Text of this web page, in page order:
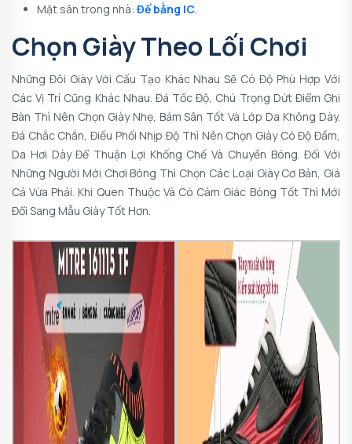
Mặt sân trong nhà: Đế bằng IC
Chọn Giày Theo Lối Chơi
Những Đôi Giày Với Cấu Tạo Khác Nhau Sẽ Có Độ Phù Hợp Với
Các Vị Trí Cũng Khác Nhau. Đá Tốc Độ, Chú Trọng Dứt Điểm Ghi
Bàn Thì Nên Chọn Giày Nhẹ, Bám Sân Tốt Và Lớp Da Không Dày.
Đá Chắc Chắn, Điều Phối Nhịp Độ Thì Nên Chọn Giày Có Độ Đầm,
Da Hơi Dày Để Thuận Lợi Khống Chế Và Chuyền Bóng. Đối Với
Những Người Mới Chơi Bóng Thì Chọn Các Loại Giày Cơ Bản, Giá
Cả Vừa Phải. Khi Quen Thuộc Và Có Cảm Giác Bóng Tốt Thì Mới
Đổi Sang Mẫu Giày Tốt Hơn.